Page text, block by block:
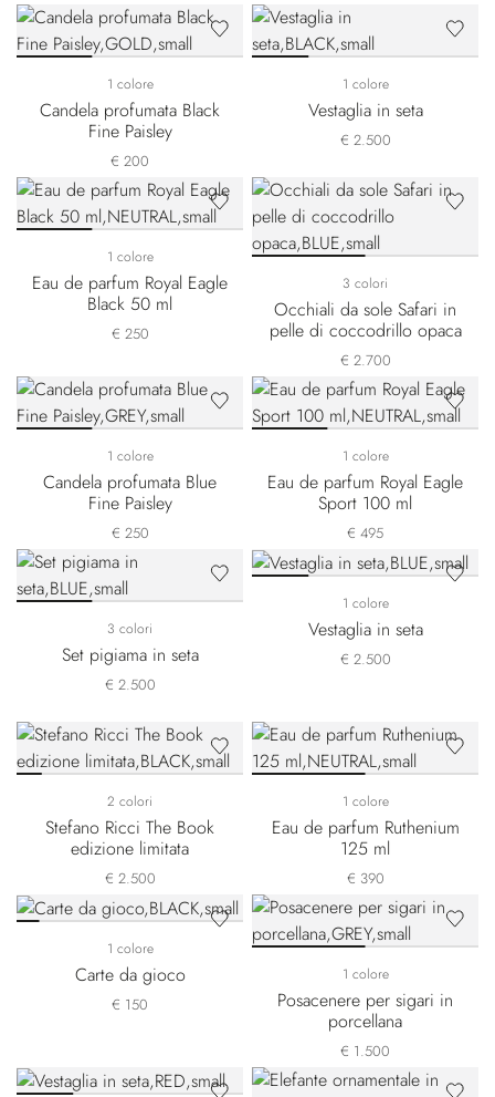
1 colore
Candela profumata Black
Fine Paisley
€ 200
1 colore
Vestaglia in seta
€ 2.500
1 colore
Eau de parfum Royal Eagle
Black 50 ml
€ 250
3 colori
Occhiali da sole Safari in
pelle di coccodrillo opaca
€ 2.700
1 colore
Candela profumata Blue
Fine Paisley
€ 250
1 colore
Eau de parfum Royal Eagle
Sport 100 ml
€ 495
3 colori
Set pigiama in seta
€ 2.500
1 colore
Vestaglia in seta
€ 2.500
2 colori
Stefano Ricci The Book
edizione limitata
€ 2.500
1 colore
Eau de parfum Ruthenium
125 ml
€ 390
1 colore
Carte da gioco
€ 150
1 colore
Posacenere per sigari in
porcellana
€ 1.500